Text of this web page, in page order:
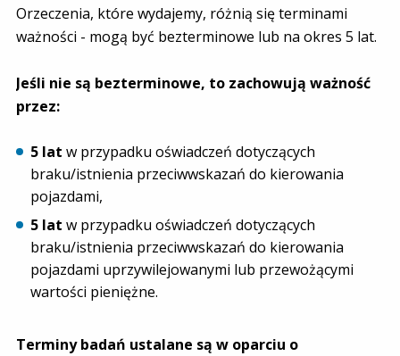
Orzeczenia, które wydajemy, różnią się terminami
ważności - mogą być bezterminowe lub na okres 5 lat.
Jeśli nie są bezterminowe, to zachowują ważność
przez:
5 lat w przypadku oświadczeń dotyczących
braku/istnienia przeciwwskazań do kierowania
pojazdami,
5 lat w przypadku oświadczeń dotyczących
braku/istnienia przeciwwskazań do kierowania
pojazdami uprzywilejowanymi lub przewożącymi
wartości pieniężne.
Terminy badań ustalane są w oparciu o